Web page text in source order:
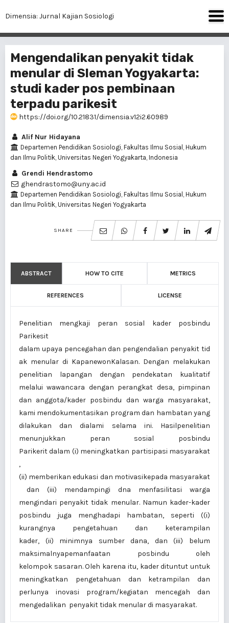
Dimensia: Jurnal Kajian Sosiologi
Mengendalikan penyakit tidak
menular di Sleman Yogyakarta:
studi kader pos pembinaan
terpadu parikesit
https://doi.org/10.21831/dimensia.v12i2.60989
Alif Nur Hidayana
Departemen Pendidikan Sosiologi, Fakultas Ilmu Sosial, Hukum
dan Ilmu Politik, Universitas Negeri Yogyakarta, Indonesia
Grendi Hendrastomo
ghendrastomo@uny.ac.id
Departemen Pendidikan Sosiologi, Fakultas Ilmu Sosial, Hukum
dan Ilmu Politik, Universitas Negeri Yogyakarta
SHARE
ABSTRACT HOW TO CITE METRICS
REFERENCES LICENSE
Penelitian mengkaji peran sosial kader posbindu
Parikesit
dalam upaya pencegahan dan pengendalian penyakit tid
ak menular di KapanewonKalasan. Dengan melakukan
penelitian lapangan dengan pendekatan kualitatif
melalui wawancara dengan perangkat desa, pimpinan
dan anggota/kader posbindu dan warga masyarakat,
kami mendokumentasikan program dan hambatan yang
dilakukan dan dialami selama ini. Hasilpenelitian
menunjukkan peran sosial posbindu
Parikerit dalam (i) meningkatkan partisipasi masyarakat
,
(ii) memberikan edukasi dan motivasikepada masyarakat
dan (iii) mendampingi dna menfasilitasi warga
mengindari penyakit tidak menular. Namun kader-kader
posbindu juga menghadapi hambatan, seperti ((i)
kurangnya pengetahuan dan keterampilan
kader, (ii) minimnya sumber dana, dan (iii) belum
maksimalnyapemanfaatan posbindu oleh
kelompok sasaran. Oleh karena itu, kader dituntut untuk
meningkatkan pengetahuan dan ketrampilan dan
perlunya inovasi program/kegiatan mencegah dan
mengedalikan penyakit tidak menular di masyarakat.